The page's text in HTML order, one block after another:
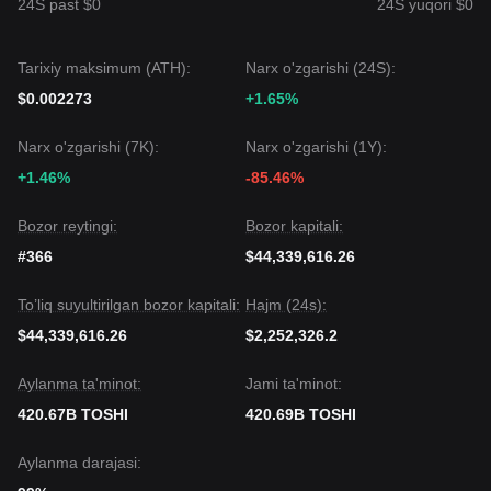
nishon darajasi
muddatda uzluksiz volatillik yoki diapazon ichida savdo
qilishga duch kelishi mumkin bo'lsa-da, agar u
tendensiya tushishdan neytral-barqarorga o'tishi
kutilmoqda.
24S past $0 24S yuqori $0
Tarixiy maksimum (ATH):
$0.002273
Narx o'zgarishi (24S):
+1.65%
Narx o'zgarishi (7K):
+1.46%
Narx o'zgarishi (1Y):
-85.46%
Bozor reytingi:
#366
Bozor kapitali:
$44,339,616.26
To’liq suyultirilgan bozor kapitali:
$44,339,616.26
Hajm (24s):
$2,252,326.2
Aylanma ta'minot:
420.67B TOSHI
Jami ta'minot:
420.69B TOSHI
Aylanma darajasi: